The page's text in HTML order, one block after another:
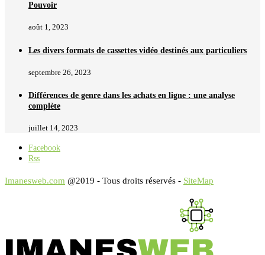
Pouvoir
août 1, 2023
Les divers formats de cassettes vidéo destinés aux particuliers
septembre 26, 2023
Différences de genre dans les achats en ligne : une analyse
complète
juillet 14, 2023
Facebook
Rss
Imanesweb.com @2019 - Tous droits réservés - SiteMap